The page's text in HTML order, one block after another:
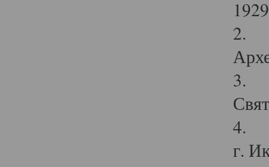
2.
3.
4.
г.